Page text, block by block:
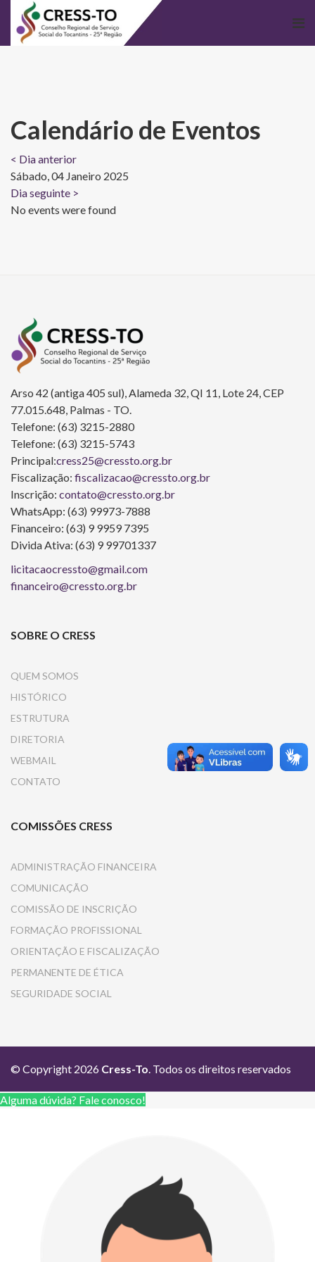
Calendário de Eventos
< Dia anterior
Sábado, 04 Janeiro 2025
Dia seguinte >
No events were found
Arso 42 (antiga 405 sul), Alameda 32, QI 11, Lote 24, CEP
77.015.648, Palmas - TO.
Telefone: (63) 3215-2880
Telefone: (63) 3215-5743
Principal:cress25@cressto.org.br
Fiscalização: fiscalizacao@cressto.org.br
Inscrição: contato@cressto.org.br
WhatsApp: (63) 99973-7888
Financeiro: (63) 9 9959 7395
Divida Ativa: (63) 9 99701337
licitacaocressto@gmail.com
financeiro@cressto.org.br
SOBRE O CRESS
QUEM SOMOS
HISTÓRICO
ESTRUTURA
DIRETORIA
WEBMAIL
CONTATO
COMISSÕES CRESS
ADMINISTRAÇÃO FINANCEIRA
COMUNICAÇÃO
COMISSÃO DE INSCRIÇÃO
FORMAÇÃO PROFISSIONAL
ORIENTAÇÃO E FISCALIZAÇÃO
PERMANENTE DE ÉTICA
SEGURIDADE SOCIAL
© Copyright 2026 Cress-To. Todos os direitos reservados
Alguma dúvida? Fale conosco!